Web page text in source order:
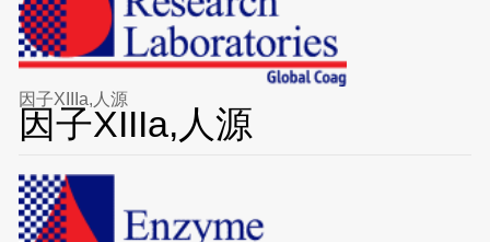
因子XIIIa,人源
因子XIIIa,人源